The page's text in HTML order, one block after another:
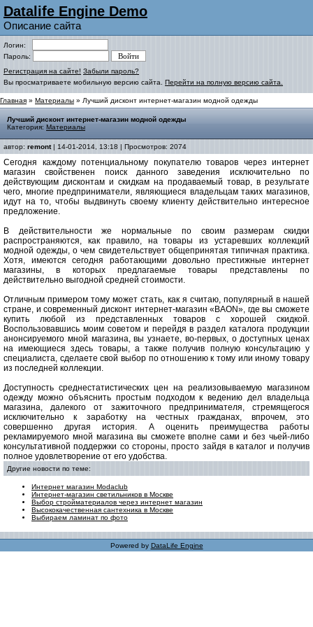
Datalife Engine Demo
Описание сайта
Логин:
Пароль:
Регистрация на сайте! Забыли пароль?
Вы просматриваете мобильную версию сайта. Перейти на полную версию сайта.
Главная » Материалы » Лучший дисконт интернет-магазин модной одежды
Лучший дисконт интернет-магазин модной одежды
Категория: Материалы
автор: remont| 14-01-2014, 13:18 | Просмотров: 2074
Сегодня каждому потенциальному покупателю товаров через интернет
магазин свойственен поиск данного заведения исключительно по
действующим дисконтам и скидкам на продаваемый товар, в результате
чего, многие предприниматели, являющиеся владельцам таких магазинов,
идут на то, чтобы выдвинуть своему клиенту действительно интересное
предложение.
В действительности же нормальные по своим размерам скидки
распространяются, как правило, на товары из устаревших коллекций
модной одежды, о чем свидетельствует общепринятая типичная практика.
Хотя, имеются сегодня работающими довольно престижные интернет
магазины, в которых предлагаемые товары представлены по
действительно выгодной средней стоимости.
Отличным примером тому может стать, как я считаю, популярный в нашей
стране, и современный дисконт интернет-магазин «BAON», где вы сможете
купить любой из представленных товаров с хорошей скидкой.
Воспользовавшись моим советом и перейдя в раздел каталога продукции
анонсируемого мной магазина, вы узнаете, во-первых, о доступных ценах
на имеющиеся здесь товары, а также получив полную консультацию у
специалиста, сделаете свой выбор по отношению к тому или иному товару
из последней коллекции.
Доступность среднестатистических цен на реализовываемую магазином
одежду можно объяснить простым подходом к ведению дел владельца
магазина, далекого от зажиточного предпринимателя, стремящегося
исключительно к заработку на честных гражданах, впрочем, это
совершенно другая история. А оценить преимущества работы
рекламируемого мной магазина вы сможете вполне сами и без чьей-либо
консультативной поддержки со стороны, просто зайдя в каталог и получив
полное удовлетворение от его удобства.
Другие новости по теме:
Интернет магазин Modaclub
Интернет-магазин светильников в Москве
Выбор стройматериалов через интернет магазин
Высококачественная сантехника в Москве
Выбираем ламинат по фото
Powered by DataLife Engine